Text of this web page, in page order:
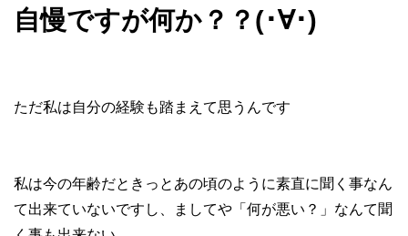
自慢ですが何か？？(･∀･)
ただ私は自分の経験も踏まえて思うんです
私は今の年齢だときっとあの頃のように素直に聞く事なん
て出来ていないですし、ましてや「何が悪い？」なんて聞